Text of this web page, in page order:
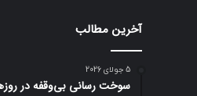
آخرین مطالب
5 جولای 2026
سوخت رسانی بی‌وقفه در